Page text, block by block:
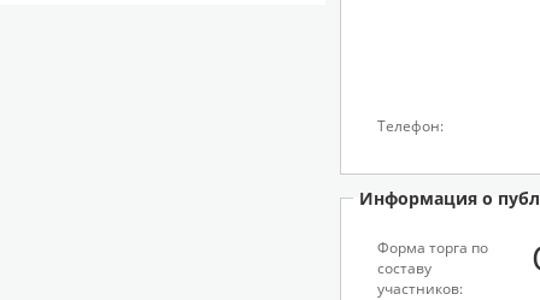
Телефон:
Информация о
Форма торга по
составу
участников: